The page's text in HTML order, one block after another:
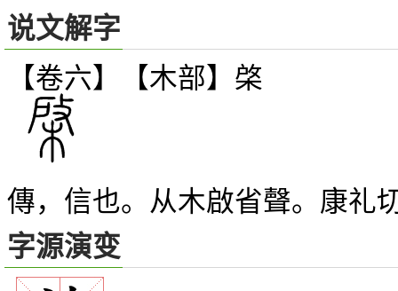
说文解字
【卷六】【木部】 棨
傳，信也。从木啟省聲。康礼
字源演变